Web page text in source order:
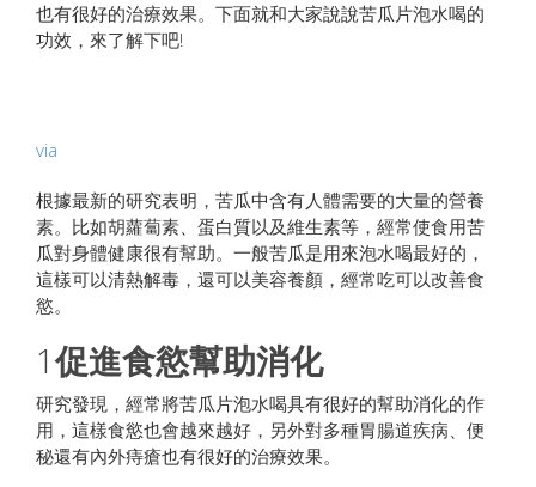
也有很好的治療效果。下面就和大家說說苦瓜片泡水喝的
功效，來了解下吧!
via
根據最新的研究表明，苦瓜中含有人體需要的大量的營養
素。比如胡蘿蔔素、蛋白質以及維生素等，經常使食用苦
瓜對身體健康很有幫助。一般苦瓜是用來泡水喝最好的，
這樣可以清熱解毒，還可以美容養顏，經常吃可以改善食
慾。
1促進食慾幫助消化
研究發現，經常將苦瓜片泡水喝具有很好的幫助消化的作
用，這樣食慾也會越來越好，另外對多種胃腸道疾病、便
秘還有內外痔瘡也有很好的治療效果。